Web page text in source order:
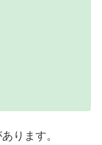
ります。